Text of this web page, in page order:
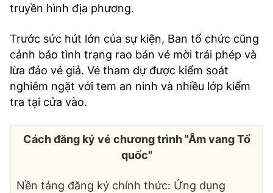
truyền hình địa phương.
Trước sức hút lớn của sự kiện, Ban tổ chức cũng
cảnh báo tình trạng rao bán vé mời trái phép và
lừa đảo vé giả. Vé tham dự được kiểm soát
nghiêm ngặt với tem an ninh và nhiều lớp kiểm
tra tại cửa vào.
Cách đăng ký vé chương trình "Âm vang Tổ
quốc"
Nền tảng đăng ký chính thức: Ứng dụng